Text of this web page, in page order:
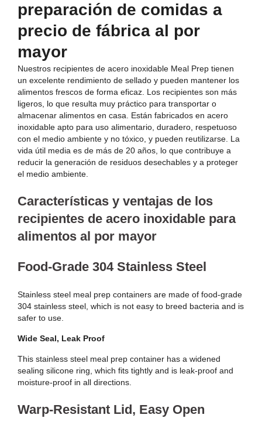
preparación de comidas a
precio de fábrica al por
mayor
Nuestros recipientes de acero inoxidable Meal Prep tienen
un excelente rendimiento de sellado y pueden mantener los
alimentos frescos de forma eficaz. Los recipientes son más
ligeros, lo que resulta muy práctico para transportar o
almacenar alimentos en casa. Están fabricados en acero
inoxidable apto para uso alimentario, duradero, respetuoso
con el medio ambiente y no tóxico, y pueden reutilizarse. La
vida útil media es de más de 20 años, lo que contribuye a
reducir la generación de residuos desechables y a proteger
el medio ambiente.
Características y ventajas de los
recipientes de acero inoxidable para
alimentos al por mayor
Food-Grade 304 Stainless Steel
Stainless steel meal prep containers are made of food-grade
304 stainless steel, which is not easy to breed bacteria and is
safer to use.
Wide Seal, Leak Proof
This stainless steel meal prep container has a widened
sealing silicone ring, which fits tightly and is leak-proof and
moisture-proof in all directions.
Warp-Resistant Lid, Easy Open